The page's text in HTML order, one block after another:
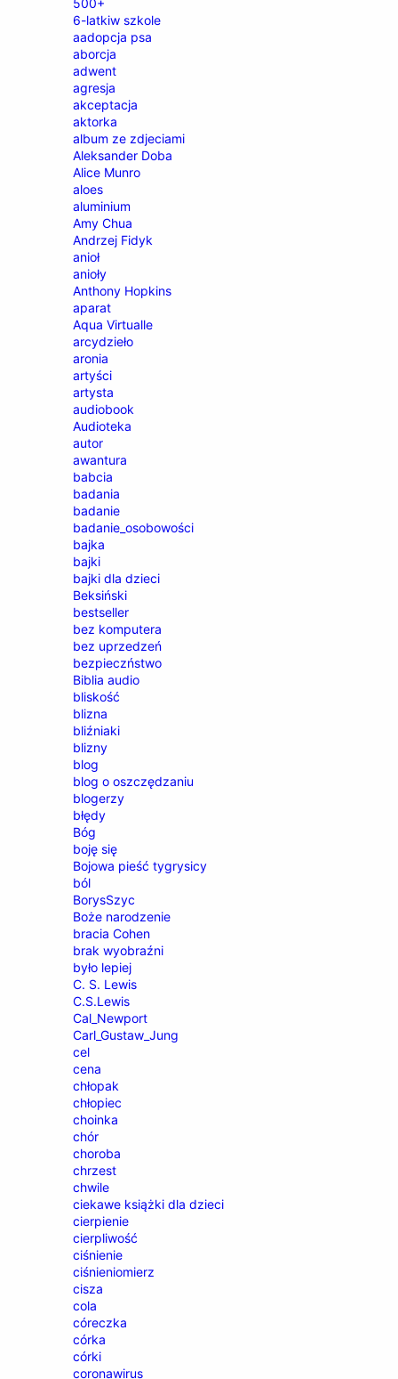
6-latkiw szkole
aadopcja psa
aborcja
adwent
agresja
akceptacja
aktorka
album ze zdjeciami
Aleksander Doba
Alice Munro
aloes
aluminium
Amy Chua
Andrzej Fidyk
anioł
anioły
Anthony Hopkins
aparat
Aqua Virtualle
arcydzieło
aronia
artyści
artysta
audiobook
Audioteka
autor
awantura
babcia
badania
badanie
badanie_osobowości
bajka
bajki
bajki dla dzieci
Beksiński
bestseller
bez komputera
bez uprzedzeń
bezpieczństwo
Biblia audio
bliskość
blizna
bliźniaki
blizny
blog
blog o oszczędzaniu
blogerzy
błędy
Bóg
boję się
Bojowa pieść tygrysicy
ból
BorysSzyc
Boże narodzenie
bracia Cohen
brak wyobraźni
było lepiej
C. S. Lewis
C.S.Lewis
Cal_Newport
Carl_Gustaw_Jung
cel
cena
chłopak
chłopiec
choinka
chór
choroba
chrzest
chwile
ciekawe książki dla dzieci
cierpienie
cierpliwość
ciśnienie
ciśnieniomierz
cisza
cola
córeczka
córka
córki
coronawirus